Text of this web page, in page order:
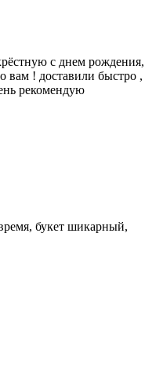
с днем рождения,
вам ! доставили быстро ,
рекомендую
букет шикарный,